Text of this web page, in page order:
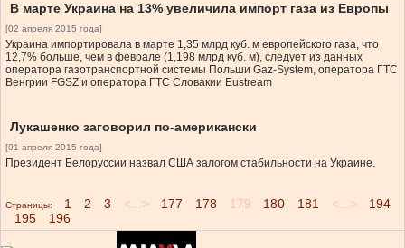
В марте Украина на 13% увеличила импорт газа из Европы
[02 апреля 2015 года]
Украина импортировала в марте 1,35 млрд куб. м европейского газа, что
12,7% больше, чем в феврале (1,198 млрд куб. м), следует из данных
оператора газотранспортной системы Польши Gaz-System, оператора ГТС
Венгрии FGSZ и оператора ГТС Словакии Eustream
Лукашенко заговорил по-американски
[01 апреля 2015 года]
Президент Белоруссии назвал США залогом стабильности на Украине.
Страницы: 1 2 3 <...> 177 178 179 180 181 <...>
194
195
196